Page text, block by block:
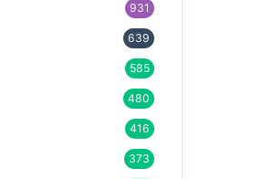
931
639
585
480
416
373